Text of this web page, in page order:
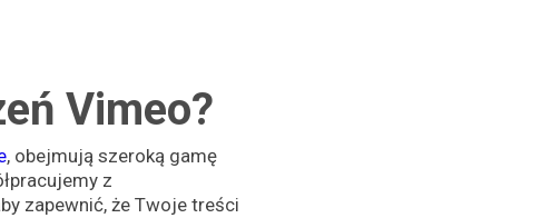
Vimeo?
, obejmują szeroką gamę
z
zapewnić, że Twoje treści